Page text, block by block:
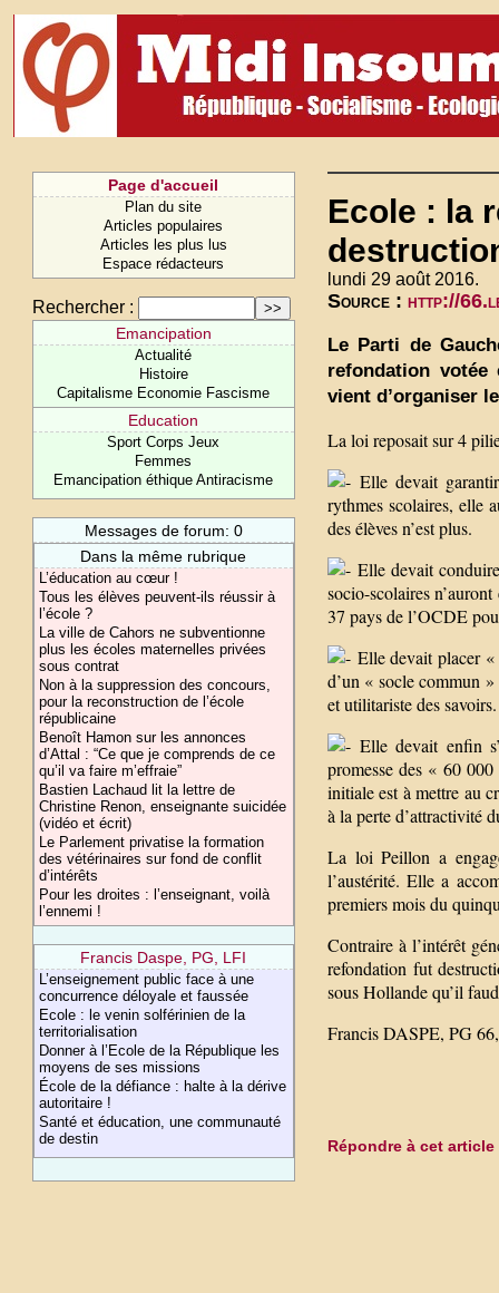
Page d'accueil
Plan du site
Articles populaires
Articles les plus lus
Espace rédacteurs
Rechercher :
Emancipation
Actualité
Histoire
Capitalisme Economie Fascisme
Education
Sport Corps Jeux
Femmes
Emancipation éthique Antiracisme
Messages de forum: 0
Dans la même rubrique
L’éducation au cœur !
Tous les élèves peuvent-ils réussir à
l’école ?
La ville de Cahors ne subventionne
plus les écoles maternelles privées
sous contrat
Non à la suppression des concours,
pour la reconstruction de l’école
républicaine
Benoît Hamon sur les annonces
d’Attal : “Ce que je comprends de ce
qu’il va faire m’effraie”
Bastien Lachaud lit la lettre de
Christine Renon, enseignante suicidée
(vidéo et écrit)
Le Parlement privatise la formation
des vétérinaires sur fond de conflit
d’intérêts
Pour les droites : l’enseignant, voilà
l’ennemi !
Francis Daspe, PG, LFI
L’enseignement public face à une
concurrence déloyale et faussée
Ecole : le venin solférinien de la
territorialisation
Donner à l’Ecole de la République les
moyens de ses missions
École de la défiance : halte à la dérive
autoritaire !
Santé et éducation, une communauté
de destin
Ecole : la
lundi 29 août 2016.
Source : http://
Le Parti de
refondation votée
vient d’organiser
La loi reposait sur 4
Elle devait
rythmes scolaires, elle
des élèves n’est plus.
Elle devait
socio-scolaires
37 pays de l’OCDE
Elle devait placer
d’un « socle commun
et utilitariste des savoirs.
Elle devait enfin
promesse des « 60
initiale est à mettre au
à la perte d’attractivité
La loi Peillon a
l’austérité. Elle a
premiers mois du
Contraire à l’intérêt
refondation fut
sous Hollande qu’il
Francis DASPE, PG
Répondre à cet article